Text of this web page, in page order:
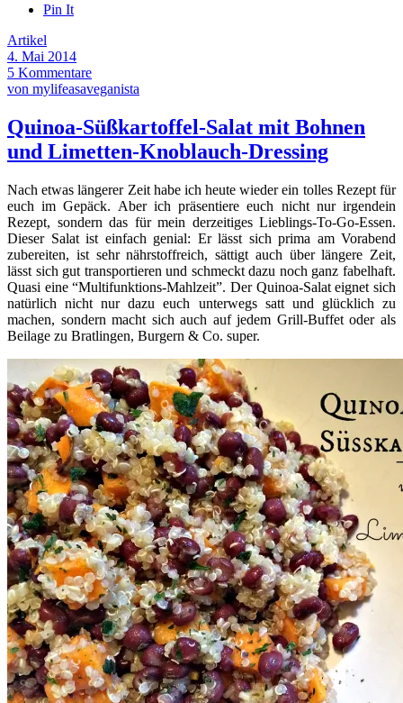
Pin It
Artikel
4. Mai 2014
5 Kommentare
von mylifeasaveganista
Quinoa-Süßkartoffel-Salat mit Bohnen
und Limetten-Knoblauch-Dressing
Nach etwas längerer Zeit habe ich heute wieder ein tolles Rezept für
euch im Gepäck. Aber ich präsentiere euch nicht nur irgendein
Rezept, sondern das für mein derzeitiges Lieblings-To-Go-Essen.
Dieser Salat ist einfach genial: Er lässt sich prima am Vorabend
zubereiten, ist sehr nährstoffreich, sättigt auch über längere Zeit,
lässt sich gut transportieren und schmeckt dazu noch ganz fabelhaft.
Quasi eine “Multifunktions-Mahlzeit”. Der Quinoa-Salat eignet sich
natürlich nicht nur dazu euch unterwegs satt und glücklich zu
machen, sondern macht sich auch auf jedem Grill-Buffet oder als
Beilage zu Bratlingen, Burgern & Co. super.